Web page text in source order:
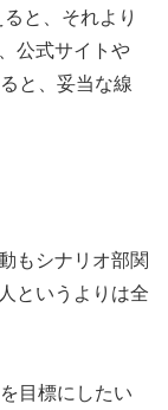
と、それより
公式サイトや
と、妥当な線
もシナリオ部関
というよりは全
目標にしたい